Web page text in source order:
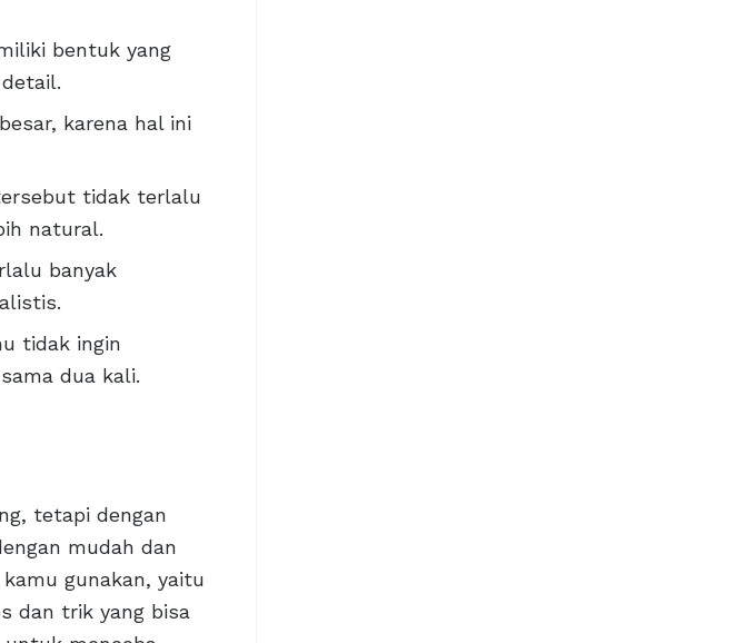
bentuk yang
karena hal ini
tidak terlalu
natural.
banyak
tidak ingin
dua kali.
tetapi dengan
mudah dan
gunakan, yaitu
dan trik yang bisa